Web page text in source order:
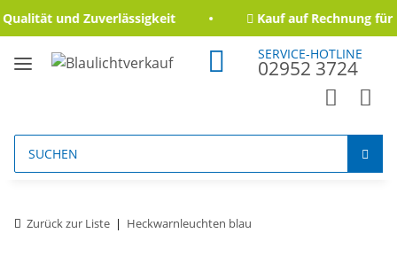
und Zuverlässigkeit Kauf auf Rechnung für
SERVICE-HOTLINE
02952 3724
Zurück zur Liste Heckwarnleuchten blau